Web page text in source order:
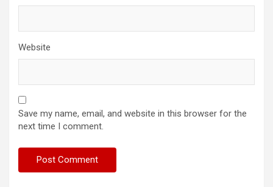
Website
Save my name, email, and website in this browser for the
next time I comment.